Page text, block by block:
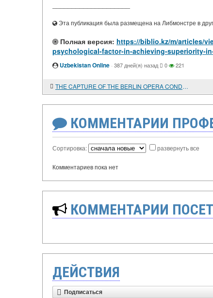
Эта публикация была размещена на Либмонстре в
Полная версия: https://biblio.kz/m/articles/
psychological-factor-in-achieving-superiority-
Uzbekistan Online · 387 дней(я) назад 0 221
THE CAPTURE OF THE BERLIN OPERA CONDUCTOR
КОММЕНТАРИИ
Сортировка: развернуть все
Комментариев пока нет
КОММЕНТАРИИ
ДЕЙСТВИЯ
Подписаться